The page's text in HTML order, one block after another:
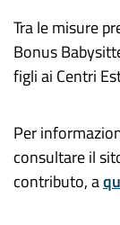
Tra le misure
Bonus
figli ai Centri
Per
consultare il
contributo, a